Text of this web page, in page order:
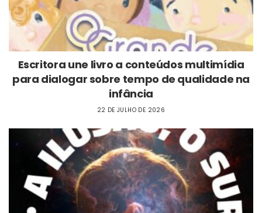
Escritora une livro a conteúdos multimídia
para dialogar sobre tempo de qualidade na
infância
22 DE JULHO DE 2026